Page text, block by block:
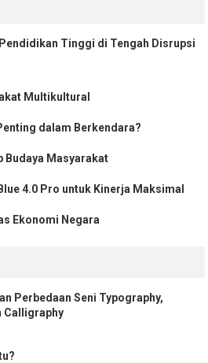
Tinggi di Tengah Disrupsi
Multikultural
dalam Berkendara?
Budaya Masyarakat
4.0 Pro untuk Kinerja Maksimal
Ekonomi Negara
Perbedaan Seni Typography,
Calligraphy